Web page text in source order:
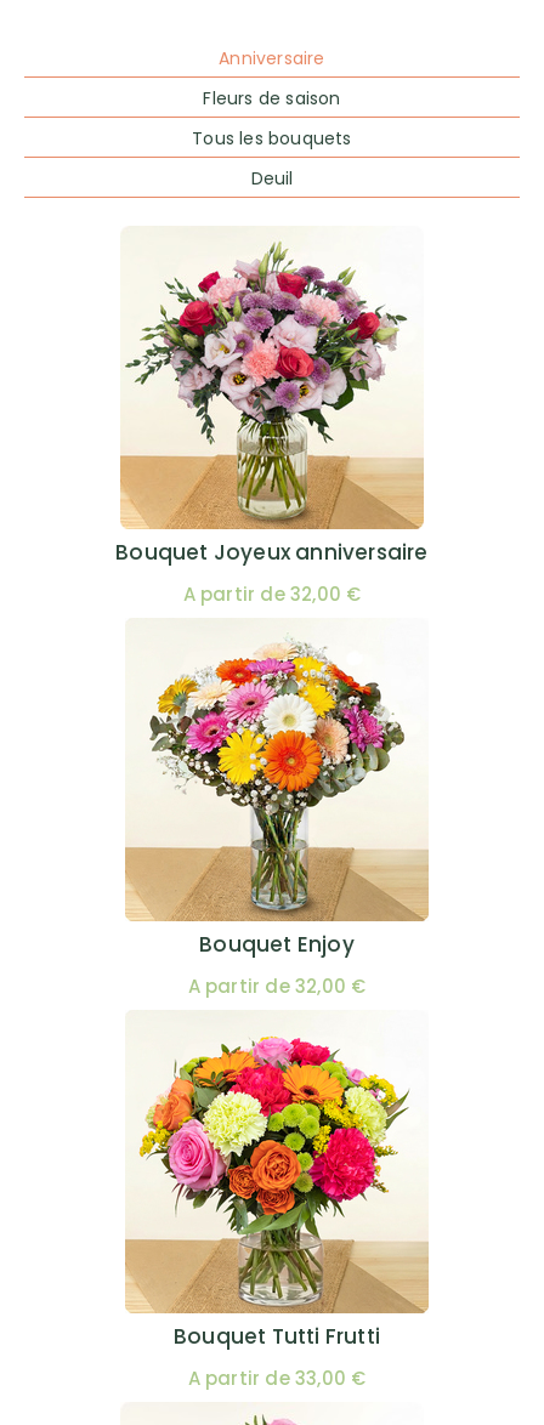
Anniversaire
Fleurs de saison
Tous les bouquets
Deuil
Bouquet Joyeux anniversaire
A partir de 32,00 €
Bouquet Enjoy
A partir de 32,00 €
Bouquet Tutti Frutti
A partir de 33,00 €